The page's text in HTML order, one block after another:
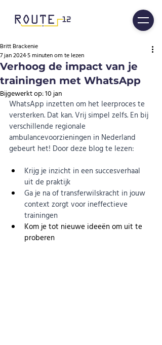
Verhoog de impact van je
trainingen met WhatsApp
Britt Brackenie
7 jan 20245 minuten om te lezen
Bijgewerkt op:10 jan
WhatsApp inzetten om het leerproces te
versterken. Dat kan. Vrij simpel zelfs. En bij
verschillende regionale
ambulancevoorzieningen in Nederland
gebeurt het! Door deze blog te lezen:
Krijg je inzicht in een succesverhaal
uit de praktijk
Ga je na of transferwilskracht in jouw
context zorgt voor ineffectieve
trainingen
Kom je tot nieuwe ideeën om uit te
proberen